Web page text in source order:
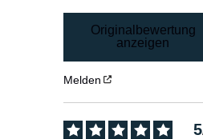
Originalbewertung
anzeigen
Melden
5